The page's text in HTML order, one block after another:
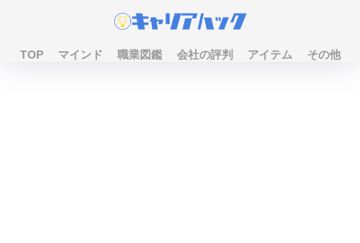
TOP マインド 職業図鑑 会社の評判 アイテム その他